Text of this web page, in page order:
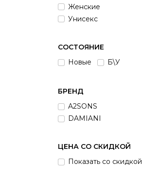
Женские
Унисекс
СОСТОЯНИЕ
Новые
Б\У
БРЕНД
A2SONS
DAMIANI
ЦЕНА СО СКИДКОЙ
Показать со скидкой